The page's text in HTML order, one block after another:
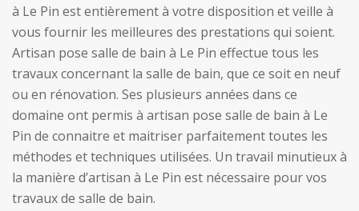
à Le Pin est entièrement à votre disposition et veille à
vous fournir les meilleures des prestations qui soient.
Artisan pose salle de bain à Le Pin effectue tous les
travaux concernant la salle de bain, que ce soit en neuf
ou en rénovation. Ses plusieurs années dans ce
domaine ont permis à artisan pose salle de bain à Le
Pin de connaitre et maitriser parfaitement toutes les
méthodes et techniques utilisées. Un travail minutieux à
la manière d’artisan à Le Pin est nécessaire pour vos
travaux de salle de bain.